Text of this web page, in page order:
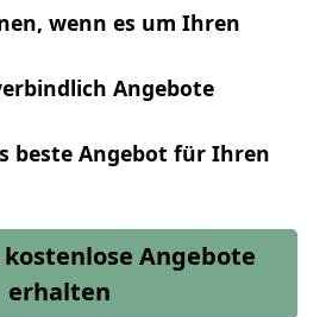
wenn es um Ihren
Angebote
beste Angebot für Ihren
Angebote
erhalten